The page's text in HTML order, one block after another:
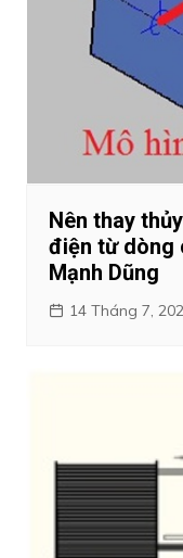
Nên thay
điện từ dòng
Mạnh Dũng
14 Tháng 7,